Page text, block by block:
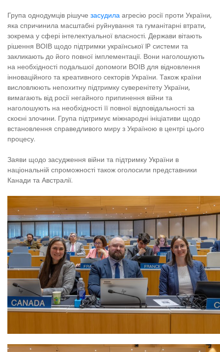
Група однодумців рішуче засудила агресію росії проти України,
яка спричинила масштабні руйнування та гуманітарні втрати,
зокрема у сфері інтелектуальної власності. Держави вітають
рішення ВОІВ щодо підтримки української IP системи та
закликають до його повної імплементації. Вони наголошують
на необхідності подальшої допомоги ВОІВ для відновлення
інноваційного та креативного секторів України. Також країни
висловлюють непохитну підтримку суверенітету України,
вимагають від росії негайного припинення війни та
наголошують на необхідності її повної відповідальності за
скоєні злочини. Група підтримує міжнародні ініціативи щодо
встановлення справедливого миру з Україною в центрі цього
процесу.
Заяви щодо засудження війни та підтримку України в
національній спроможності також оголосили представники
Канади та Австралії.